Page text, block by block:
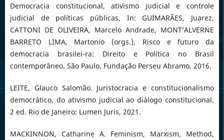
Democracia constitucional, ativismo judicial e controle
judicial de políticas públicas, In: GUIMARÃES, Juarez,
CATTONI DE OLIVEIRA, Marcelo Andrade, MONT’ALVERNE
BARRETO LIMA, Martonio (orgs.), Risco e futuro da
democracia brasilei-ra: Direito e Política no Brasil
contemporâneo. São Paulo, Fundação Perseu Abramo, 2016.
LEITE, Glauco Salomão. Juristocracia e constitucionalismo
democrático, do ativismo judicial ao diálogo constitucional.
2 ed. Rio de Janeiro: Lumen Juris, 2021.
MACKINNON, Catharine A. Feminism, Marxism, Method,